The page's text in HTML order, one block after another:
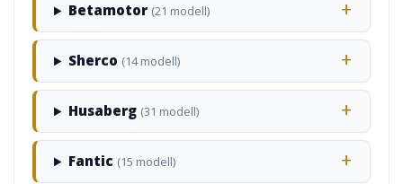
Betamotor (21 modell)
Sherco (14 modell)
Husaberg (31 modell)
Fantic (15 modell)